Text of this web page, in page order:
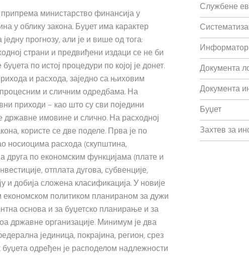
министарство финансија у
у облику закона. Буџет има карактер
прогнозу, али је и више од тога:
страни и предвиђени издаци се не би
по истој процедури по којој је донет.
и расхода, заједно са њиховим
и сличним одредбама. На
приходи – као што су сви поједини
државне имовине и слично. На расходној
користе се две поделе. Прва је по
носиоцима расхода (скупштина,
друга по економским функцијама (плате и
отплата дугова, субвенције,
и добија сложена класификација. У новије
политиком планираном за дужи
основа и за буџетско планирање и за
државне организације. Минимум је два
јединица, покрајина, регион, срез
одређен је расподелом надлежности
Службене
Документа
Документа
Буџет
Захтев за